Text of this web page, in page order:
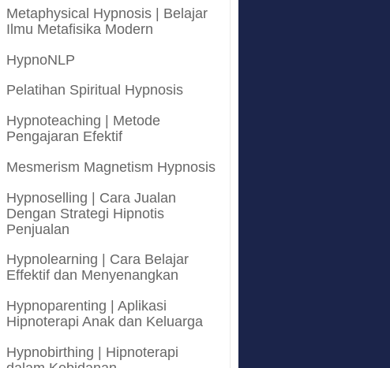
Metaphysical Hypnosis | Belajar
Ilmu Metafisika Modern
HypnoNLP
Pelatihan Spiritual Hypnosis
Hypnoteaching | Metode
Pengajaran Efektif
Mesmerism Magnetism Hypnosis
Hypnoselling | Cara Jualan
Dengan Strategi Hipnotis
Penjualan
Hypnolearning | Cara Belajar
Effektif dan Menyenangkan
Hypnoparenting | Aplikasi
Hipnoterapi Anak dan Keluarga
Hypnobirthing | Hipnoterapi